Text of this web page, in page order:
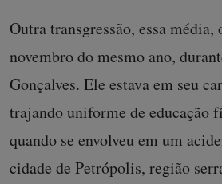
Outra transgressão, essa média,
novembro do mesmo ano,
Gonçalves. Ele estava em seu
trajando uniforme de educação
quando se envolveu em um
cidade de Petrópolis, região